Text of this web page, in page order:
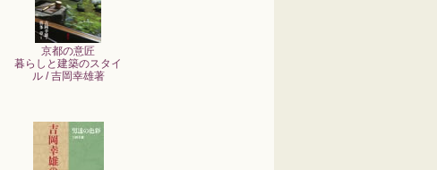
京都の意匠
暮らしと建築のスタイ
ル / 吉岡幸雄著